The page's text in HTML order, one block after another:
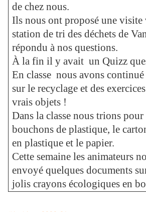
de chez nous.
Ils nous ont proposé une
station de tri des déchets de
répondu à nos questions.
À la fin il y avait un Quizz
En classe nous avons continué
sur le recyclage et des
vrais objets !
Dans la classe nous trions
bouchons de plastique, le
en plastique et le papier.
Cette semaine les animateurs
envoyé quelques documents
jolis crayons écologiques en